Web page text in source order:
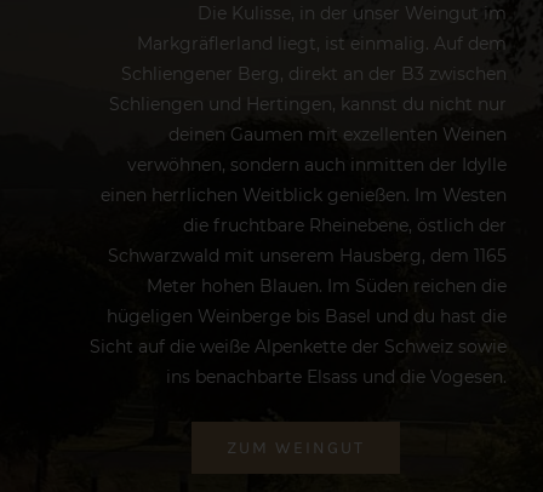
Die Kulisse, in der unser Weingut im
Markgräflerland liegt, ist einmalig. Auf dem
Schliengener Berg, direkt an der B3 zwischen
Schliengen und Hertingen, kannst du nicht nur
deinen Gaumen mit exzellenten Weinen
verwöhnen, sondern auch inmitten der Idylle
einen herrlichen Weitblick genießen. Im Westen
die fruchtbare Rheinebene, östlich der
Schwarzwald mit unserem Hausberg, dem 1165
Meter hohen Blauen. Im Süden reichen die
hügeligen Weinberge bis Basel und du hast die
Sicht auf die weiße Alpenkette der Schweiz sowie
ins benachbarte Elsass und die Vogesen.
ZUM WEINGUT